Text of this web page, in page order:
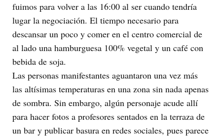
fuimos para volver a las 16:00 al ser cuando tendría
lugar la negociación. El tiempo necesario para
descansar un poco y comer en el centro comercial de
al lado una hamburguesa 100% vegetal y un café con
bebida de soja.
Las personas manifestantes aguantaron una vez más
las altísimas temperaturas en una zona sin nada apenas
de sombra. Sin embargo, algún personaje acude allí
para hacer fotos a profesores sentados en la terraza de
un bar y publicar basura en redes sociales, pues parece